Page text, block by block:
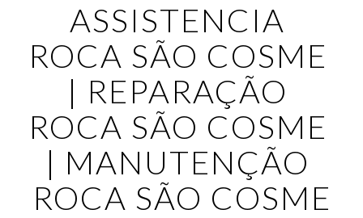
ASSISTENCIA
ROCA SÃO COSME
| REPARAÇÃO
ROCA SÃO COSME
| MANUTENÇÃO
ROCA SÃO COSME